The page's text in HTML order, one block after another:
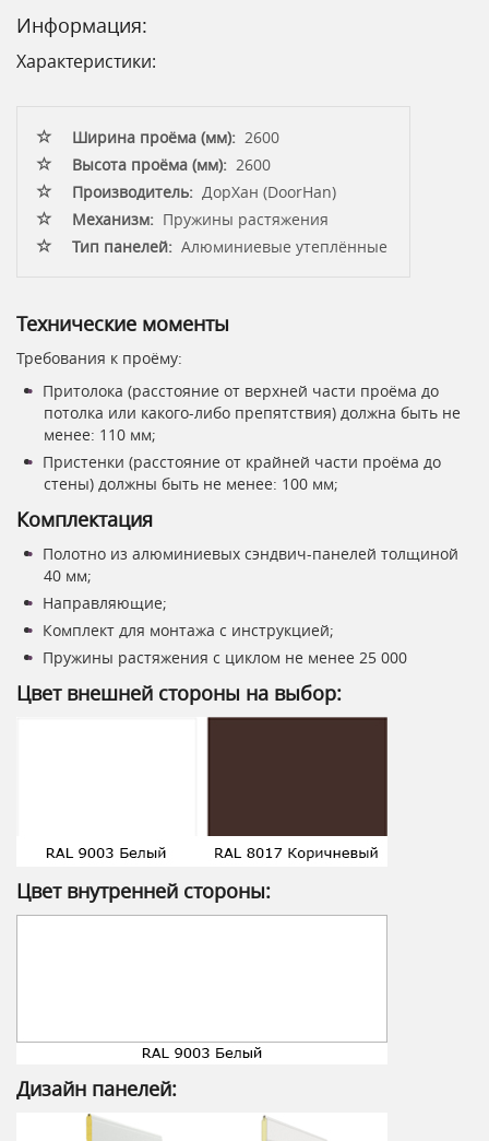
Информация:
Характеристики:
Ширина проёма (мм): 2600
Высота проёма (мм): 2600
Производитель: ДорХан (DoorHan)
Механизм: Пружины растяжения
Тип панелей: Алюминиевые утеплённые
Технические моменты
Требования к проёму:
Притолока (расстояние от верхней части проёма до
потолка или какого-либо препятствия) должна быть не
менее: 110 мм;
Пристенки (расстояние от крайней части проёма до
стены) должны быть не менее: 100 мм;
Комплектация
Полотно из алюминиевых сэндвич-панелей толщиной
40 мм;
Направляющие;
Комплект для монтажа с инструкцией;
Пружины растяжения с циклом не менее 25 000
Цвет внешней стороны на выбор:
Цвет внутренней стороны:
Дизайн панелей: